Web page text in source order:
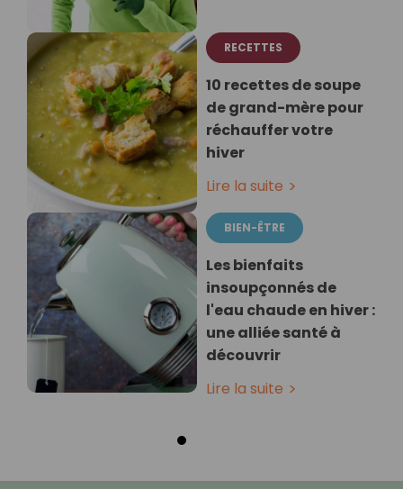
RECETTES
10 recettes de soupe
de grand-mère pour
réchauffer votre
hiver
Lire la suite
BIEN-ÊTRE
Les bienfaits
insoupçonnés de
l'eau chaude en hiver :
une alliée santé à
découvrir
Lire la suite